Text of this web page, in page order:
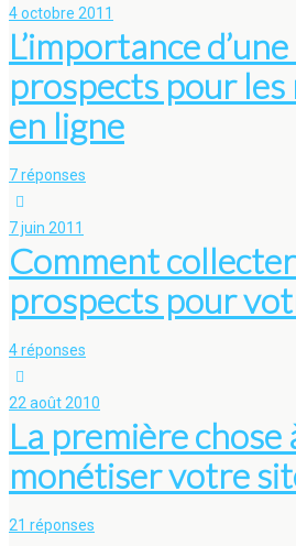
4 octobre 2011
L’importance
prospects pour
en ligne
7 réponses
7 juin 2011
Comment
prospects pour
4 réponses
22 août 2010
La première
monétiser votre
21 réponses